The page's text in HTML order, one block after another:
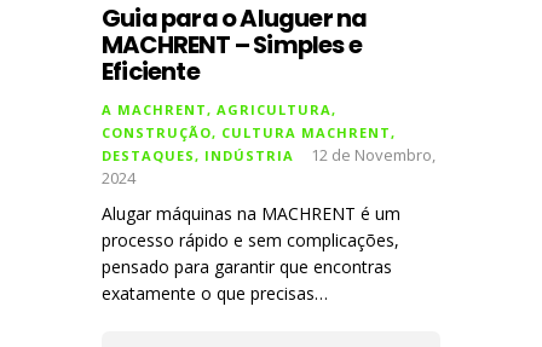
Guia para o Aluguer na
MACHRENT – Simples e
Eficiente
A MACHRENT, AGRICULTURA,
CONSTRUÇÃO, CULTURA MACHRENT,
DESTAQUES, INDÚSTRIA
12 de Novembro,
2024
Alugar máquinas na MACHRENT é um
processo rápido e sem complicações,
pensado para garantir que encontras
exatamente o que precisas…